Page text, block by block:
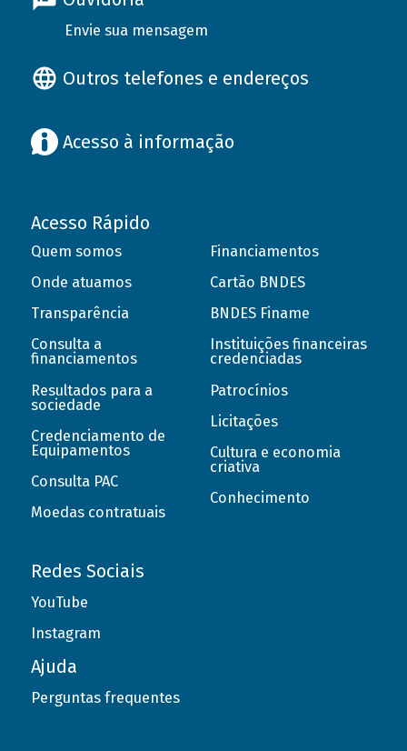
Envie sua mensagem
Outros telefones e endereços
Acesso à informação
Acesso Rápido
Quem somos
Onde atuamos
Transparência
Consulta a
financiamentos
Resultados para a
sociedade
Credenciamento de
Equipamentos
Consulta PAC
Moedas contratuais
Financiamentos
Cartão BNDES
BNDES Finame
Instituições financeiras
credenciadas
Patrocínios
Licitações
Cultura e economia
criativa
Conhecimento
Redes Sociais
YouTube
Instagram
Ajuda
Perguntas frequentes